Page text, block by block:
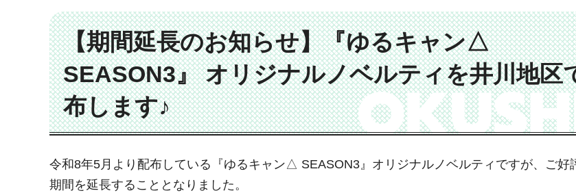
【期間延長のお知らせ】『ゆるキャン△
SEASON3』 オリジナルノベルティを井川地区
布します♪
令和8年5月より配布している『ゆるキャン△ SEASON3』オリジナルノベルティですが、ご好
期間を延長することとなりました。